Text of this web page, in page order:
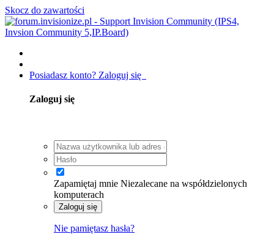
Skocz do zawartości
Posiadasz konto? Zaloguj się
Zaloguj się
Zapamiętaj mnie Niezalecane na współdzielonych
komputerach
Zaloguj się
Nie pamiętasz hasła?